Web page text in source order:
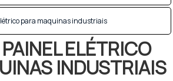
para maquinas industriais
ELÉTRICO
INDUSTRIAIS